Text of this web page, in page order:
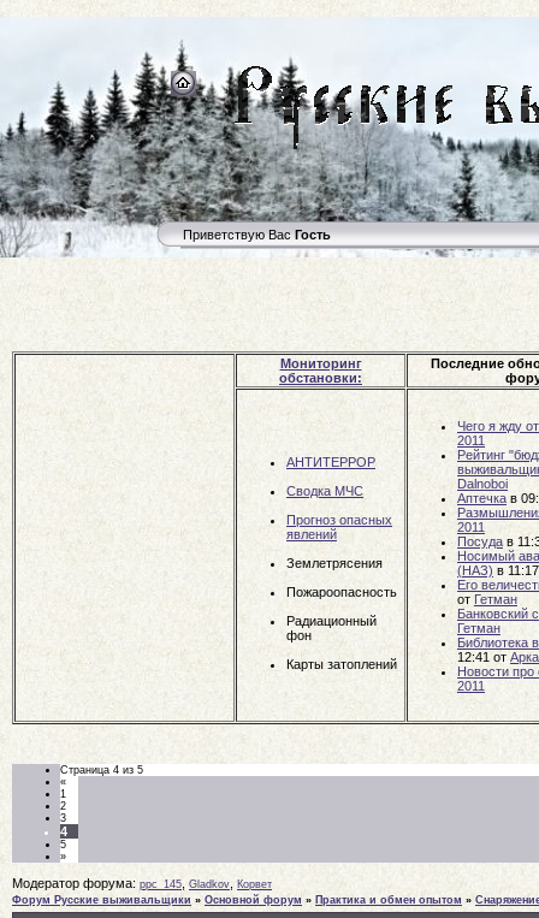
Приветствую ВасГость
Мониторинг
обстановки:
Последние
АНТИТЕРРОР
Сводка МЧС
Прогноз опасных
явлений
Землетрясения
Пожароопасность
Радиационный
фон
Карты затоплений
Чего я жду
2011
Рейтинг
Dalnoboi
Аптечка в
2011
Посуда в
Носимый
(НАЗ) в
Его
от Гетман
Банковский
Гетман
Библиотека
12:41 от
Новости про
2011
Страница 4 из 5
«
1
2
3
4
5
»
Модератор форума: ppc_145 Gladkov
Корвет
Форум Русские выживальщики » Основной форум » Практика и обмен опытом »